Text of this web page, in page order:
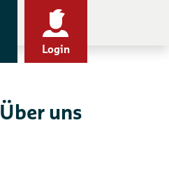
Login
Über uns